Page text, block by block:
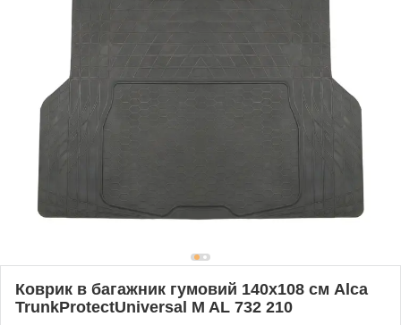
Коврик в багажник гумовий 140х108 см Alca
TrunkProtectUniversal M AL 732 210